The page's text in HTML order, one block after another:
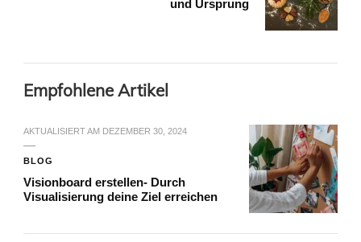
und Ursprung
Empfohlene Artikel
AKTUALISIERT AM DEZEMBER 30, 2024
BLOG
Visionboard erstellen- Durch
Visualisierung deine Ziel erreichen